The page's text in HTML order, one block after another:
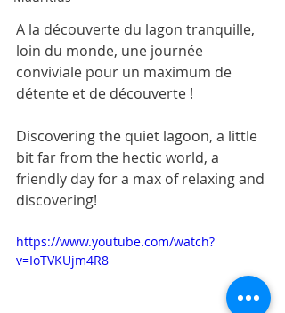
A la découverte du lagon tranquille,
loin du monde, une journée
conviviale pour un maximum de
détente et de découverte !
Discovering the quiet lagoon, a little
bit far from the hectic world, a
friendly day for a max of relaxing and
discovering!
https://www.youtube.com/watch?
v=IoTVKUjm4R8